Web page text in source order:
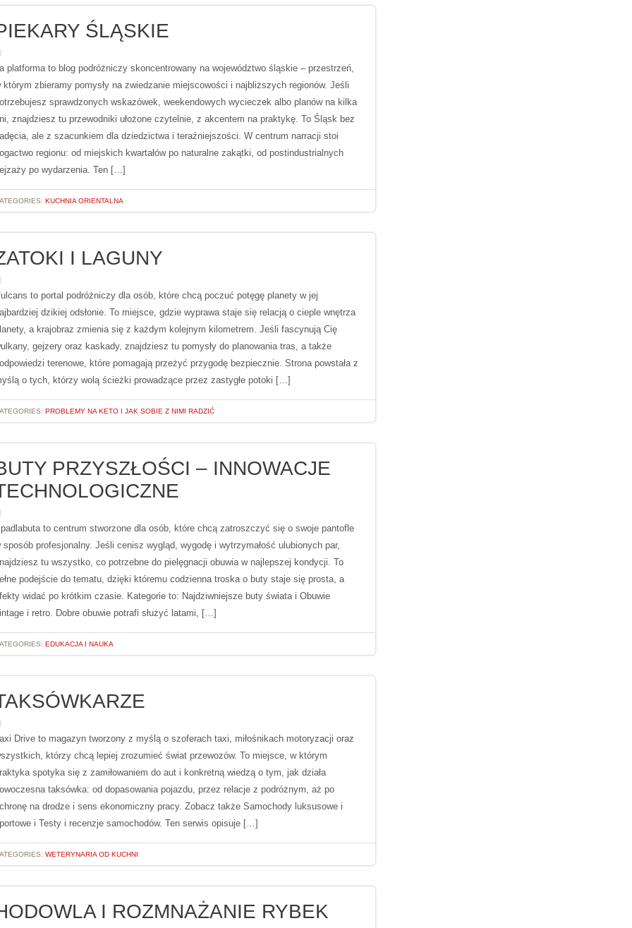
ŚLĄSKIE
platforma to blog podróżniczy skoncentrowany na województwo śląskie – przestrzeń,
którym zbieramy pomysły na zwiedzanie miejscowości i najbliższych regionów. Jeśli
sprawdzonych wskazówek, weekendowych wycieczek albo planów na kilka
znajdziesz tu przewodniki ułożone czytelnie, z akcentem na praktykę. To Śląsk bez
ale z szacunkiem dla dziedzictwa i teraźniejszości. W centrum narracji stoi
regionu: od miejskich kwartałów po naturalne zakątki, od postindustrialnych
po wydarzenia. Ten […]
KUCHNIA ORIENTALNA
I LAGUNY
to portal podróżniczy dla osób, które chcą poczuć potęgę planety w jej
dzikiej odsłonie. To miejsce, gdzie wyprawa staje się relacją o cieple wnętrza
a krajobraz zmienia się z każdym kolejnym kilometrem. Jeśli fascynują Cię
gejzery oraz kaskady, znajdziesz tu pomysły do planowania tras, a także
terenowe, które pomagają przeżyć przygodę bezpiecznie. Strona powstała z
o tych, którzy wolą ścieżki prowadzące przez zastygłe potoki […]
PROBLEMY NA KETO I JAK SOBIE Z NIMI RADZIĆ
PRZYSZŁOŚCI – INNOWACJE
to centrum stworzone dla osób, które chcą zatroszczyć się o swoje pantofle
sposób profesjonalny. Jeśli cenisz wygląd, wygodę i wytrzymałość ulubionych par,
tu wszystko, co potrzebne do pielęgnacji obuwia w najlepszej kondycji. To
podejście do tematu, dzięki któremu codzienna troska o buty staje się prosta, a
widać po krótkim czasie. Kategorie to: Najdziwniejsze buty świata i Obuwie
i retro. Dobre obuwie potrafi służyć latami, […]
EDUKACJA I NAUKA
Drive to magazyn tworzony z myślą o szoferach taxi, miłośnikach motoryzacji oraz
którzy chcą lepiej zrozumieć świat przewozów. To miejsce, w którym
spotyka się z zamiłowaniem do aut i konkretną wiedzą o tym, jak działa
taksówka: od dopasowania pojazdu, przez relacje z podróżnym, aż po
na drodze i sens ekonomiczny pracy. Zobacz także Samochody luksusowe i
i Testy i recenzje samochodów. Ten serwis opisuje […]
WETERYNARIA OD KUCHNI
I ROZMNAŻANIE RYBEK